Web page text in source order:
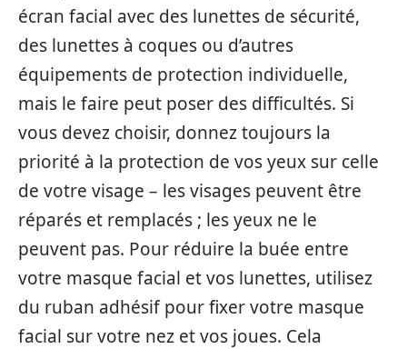
écran facial avec des lunettes de sécurité,
des lunettes à coques ou d’autres
équipements de protection individuelle,
mais le faire peut poser des difficultés. Si
vous devez choisir, donnez toujours la
priorité à la protection de vos yeux sur celle
de votre visage – les visages peuvent être
réparés et remplacés ; les yeux ne le
peuvent pas. Pour réduire la buée entre
votre masque facial et vos lunettes, utilisez
du ruban adhésif pour fixer votre masque
facial sur votre nez et vos joues. Cela